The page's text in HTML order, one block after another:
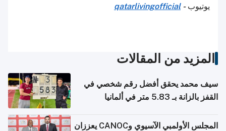
يوتيوب-
qatarlivingofficial
المزيد من المقالات
سيف محمد يحقق أفضل رقم شخصي في
القفز بالزانة بـ 5.83 متر في ألمانيا
المجلس الأولمبي الآسيوي وCANOC يعززان